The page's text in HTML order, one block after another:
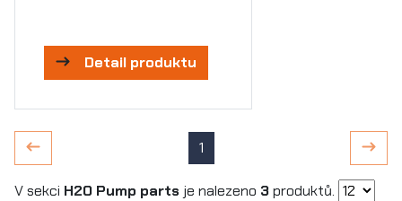
Detail produktu
1
V sekci H2O Pump parts je nalezeno 3produktů.